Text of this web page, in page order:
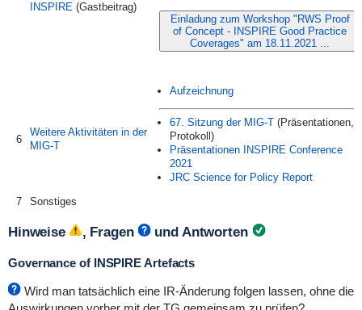
INSPIRE(Gastbeitrag)
Einladung zum Workshop "RWS Proof
of Concept - INSPIRE Good Practice
Coverages" am 18.11.2021 ...
6
Weitere Aktivitäten in der
MIG-T
Aufzeichnung
67. Sitzung der MIG-T(Präsentationen,
Protokoll)
Präsentationen INSPIRE Conference
2021
JRC Science for Policy Report
7 Sonstiges
Hinweise , Fragen und Antworten
Governance of INSPIRE Artefacts
Wird man tatsächlich eine IR-Änderung folgen lassen, ohne die